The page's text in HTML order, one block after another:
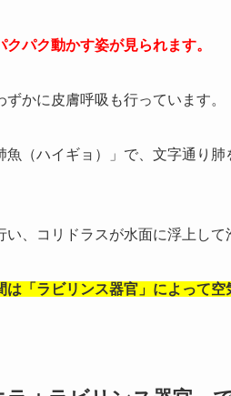
パク動かす姿が見られます。
かに皮膚呼吸も行っています。
（ハイギョ）」で、文字通り
、コリドラスが水面に浮上して
は「ラビリンス器官」によって空